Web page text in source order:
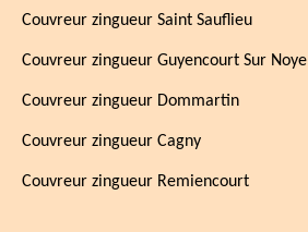
Couvreur zingueur Saint Sauflieu
Couvreur zingueur Guyencourt Sur Noye
Couvreur zingueur Dommartin
Couvreur zingueur Cagny
Couvreur zingueur Remiencourt